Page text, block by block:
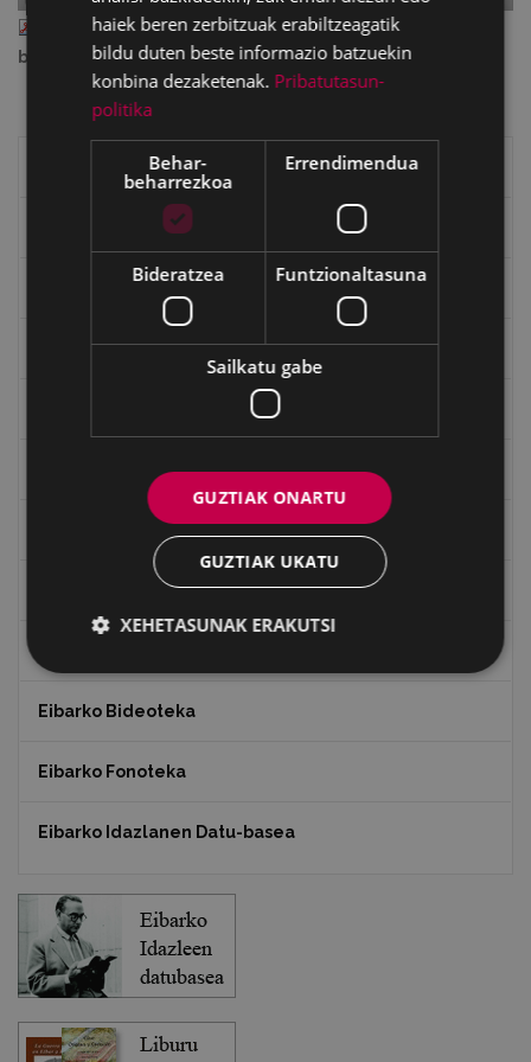
II_1964_ab_67.pdf— PDF document, 4.10 MB (4302569
bytes)
Eibarko liburuak
Goi Argi aldizkaria
"Gure Herria" aldizkaria
Txostenak eta dokumentuak
Eibarko Bideoteka
Eibarko Fonoteka
Eibarko Idazlanen Datu-basea
haiek beren zerbitzuak erabiltzeagatik
bildu duten beste informazio batzuekin
konbina dezaketenak. Pribatutasun-
politika
Behar-
beharrezkoa
Errendimendua
Bideratzea Funtzionaltasuna
Sailkatu gabe
GUZTIAK ONARTU
GUZTIAK UKATU
XEHETASUNAK ERAKUTSI